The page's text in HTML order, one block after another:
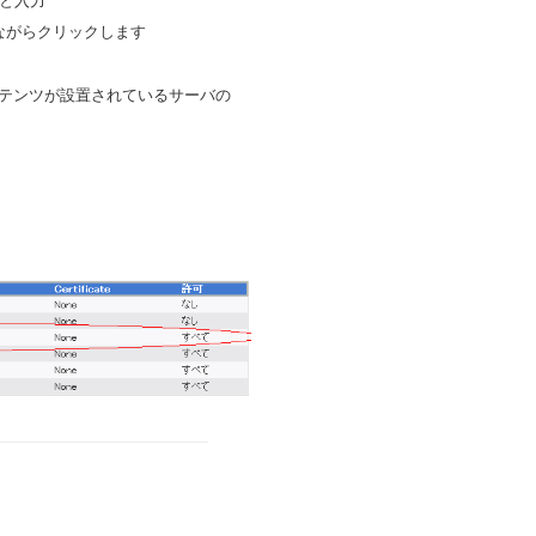
らクリックします
ンツが設置されているサーバの